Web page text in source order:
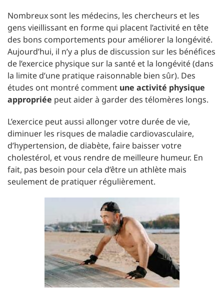
Nombreux sont les médecins, les chercheurs et les
gens vieillissant en forme qui placent l’activité en tête
des bons comportements pour améliorer la longévité.
Aujourd’hui, il n’y a plus de discussion sur les bénéfices
de l’exercice physique sur la santé et la longévité (dans
la limite d’une pratique raisonnable bien sûr). Des
études ont montré comment une activité physique
appropriée peut aider à garder des télomères longs.
L’exercice peut aussi allonger votre durée de vie,
diminuer les risques de maladie cardiovasculaire,
d’hypertension, de diabète, faire baisser votre
cholestérol, et vous rendre de meilleure humeur. En
fait, pas besoin pour cela d’être un athlète mais
seulement de pratiquer régulièrement.